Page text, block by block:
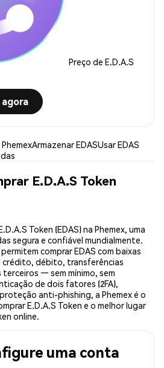
Preço de E.D.A.S
agora
Armazenar EDASUsar EDAS
E.D.A.S Token
Token (EDAS) na Phemex, uma
segura e confiável mundialmente.
comprar EDAS com baixas
crédito, débito, transferências
— sem mínimo, sem
de dois fatores (2FA),
anti-phishing, a Phemex é o
E.D.A.S Token e o melhor lugar
online.
uma conta